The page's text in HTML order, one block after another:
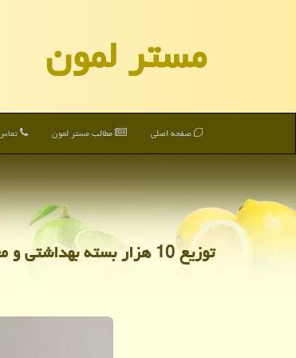
مستر لمون
صفحه اصلی مطالب مستر لمون
توزیع 10 هزار بسته بهداشتی و معیشتی توسط دفتر تسهیلگری نیروگاه بجنورد در مناطق كمتربرخوردار